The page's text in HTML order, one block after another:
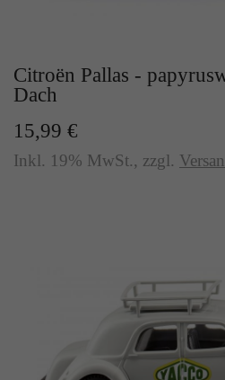
Citroën Pallas -
Dach
15,99 €
Inkl. 19% MwSt., zzgl.